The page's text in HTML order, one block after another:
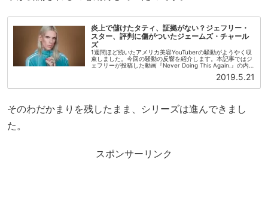
炎上で儲けたタティ、証拠がない？ジェフリー・
スター、評判に傷がついたジェームズ・チャール
ズ
1週間ほど続いたアメリカ美容YouTuberの騒動がようやく収
束しました。今回の騒動の反響を紹介します。本記事ではジ
ェフリーが投稿した動画『Never Doing This Again.』の内
2019.5.21
そのわだかまりを残したまま、シリーズは進んできまし
た。
スポンサーリンク